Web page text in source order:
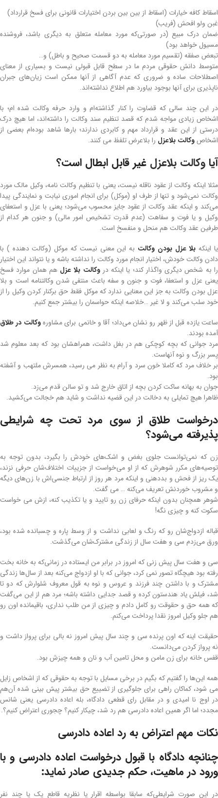
اسقاط کافه خیارات (اسقاط از بین بین بردن اختیارات قانونی برای فسخ قرارداد)
غبن ولو افحش (فریب)
ضمان درک مبیع (در صورتی‌که مورد معامله متعلق به دیگری باشد، فروشنده
مسیول خواهد بود)
تبعض صفقه (تقسیم مورد معامله به دو قسمت صحیح و باطل) و…
متوسط دانش حقوقی مردم ما در سطح قابل قبولی نیست و بسیاری از معنای
اصطلاحات ساده و ضروری که عدم آگاهی از آنها ممکن است زیان‌های جبران
ناپذیری برای آنها بوجود بیاورد هم اطلاع نداشته‌اند.
در این چند سالی که قضاوت را کنار گذاشته‌ام و وارد حرفه وکالت شده ام؛ با
اشخاص زیادی مواجه شدم که قصد تنظیم سند وکالت را داشته‌اند، اما هیچ درک
درستی از این عقد و قرارداد مهم و کابردی ندارند؛ بارها شاهد بوده‌ام بعضی از
اشخاصوکالت بلاعزل را بلاعرض تلفظ می کنند.
آیا وکالت بلاعزل غیر قابل ابطال است؟
مثلا اینکه وکالت از عقود ناقله نیست، یعنی با تنظیم وکالت نامه، وکیل مالک مورد
وکالت نمی‌شود و تنها از طرف او (موکل) برای انجام اموری نیابت و نمایندگی پیدا
می‌کند و اینکه عقد وکالت از عقود جایز محسوب می‌شود؛ یعنی با عزل و استعفای
وکیل و یا فوت و سفاهت (عدم قدرت تشخیص امور مالی) و جنون هر کدام از
طرفین عقد وکالت هم منحل و منفسخ است.
یا اینکه بلا عزل بودن وکالت به این معنی نیست که موکل (وکالت دهنده ) با
دادن وکالت خودش، اختیار انجام مورد وکالت را نداشته باشه و یا نتواند این اختیار
را به شخص دیگری واگذار کند؛ یا اینکه دروکالت بلا عزل هم همان موارد فسخ
یعنی عزل و استعفا، فوت و جنون و سفه باعث منتفی شدن وکالتنامه است و بلا
عزل بودن وکالت به جز این معنایی ندارد که موکل فقط حق برکنار کردن وکیل را از
خود سلب می‌کند و لا غیر …خلاصه اینکه حواسمان را بیشتر جمع کنیم.
ساعت یازده قبل از ظهر رو نشان می‌داد؛ آقا و خانمی برای مشاورهوکالت در طلاق
آمده بودند.
مرد جوانی که بچه کوچکی هم در بغل داشت، همراهشان بود که بعد معلوم شد
پسر بزرگ و نوه آنهاست.
بر خلاف مرد که کاملا خون سرد و آرام به نظر می رسید، همسرش ملتهب و آشفته
بود.
جوان به بهانه ساکت کردن بچه از اتاق خارج شد و تو سالن قدم می‌زد.
ظاهرا هیچ تمایلی به دخالت در این قضیه نداشت و شاید هم خجالت می‌کشید.
درخواست طلاق از سوی مرد تحت چه شرایطی
پذیرفته می‌شود؟
زن که نمی‌توانست جلوی بغض و اشک‌های خودش را بگیرد، بدون توجه به
توصیه‌های مکرر شوهرش که از او می‌خواست از جزییات اختلاف‌شان حرفی نزند،
یک ریز از فحش و بد‌دهنی و اینکه مرد هر روز از ارتباط جنسی‌اش با زن‌های دیگه
و مشروب خوردنش تعریف می‌کنه … می گفت.
شوهر همچنان بدون اینکه حرفای زن رو تایید و یا تکذیب کنه، ازش می خواست
سکوت کنه و چیزی نگه!
قباله ازدواج‌شان رو که رنگ و لعابی نداشت و از وسط پاره و چسبانده شده بود،
ورق می‌زدم سی و هفت سال از زندگی مشترک‌شان می‌گذشت.
سی و هفت سال پیش زنی که امروز در برابر من ایستاده در زمانی‌که به خانه بخت
رفته بود هیچگاه تصور نمی کرد، جوانی که با او ازدواج می‌کنه بعد از سال‌ها زندگی
مشترک و با داشتن چند فرزند و عروس و نوه به قول معروف شلوارش که دو تا
شد، فیلش یاد هندستون کرده و قصد جدایی داشته باشه؛ مرد هم از این می‌گفت
که همه حق و حقوقت رو کامل دادم و چیزی از من طلب نداری، باقیمانده اون رو
هم جلو وکیل امروز نقدا پرداخت می‌کنم.
حقیقت اینه که اون پرنده سی و چند سال پیش امروز نه بالی برای پرواز داشت و
نه پرواز کردن می‌دانست.
قفس خانه برای زن مامن و محل تامین آب و نان و همه چیزش بود.
همه این‌ها را گفتیم که بگیم در برخی مسایل با توجه به حقوقی که از اشخاص زایل
می شود، کماکان راهی برای جلوگیری از تضییع حق بیشتر پیش بینی شده آن‌هم
در اوج نا امیدی و در مقابل رای قطعی دادگاه، بله اعاده دادرسی یعنی شانس
مجدد؛ اما اگر همین اعاده دادرسی هم رد شد، چیکار کنیم؟ چجوری اعتراض کنیم؟.
نکات مهم اعتراض به رد اعاده دادرسی
چنانچه دادگاه با قبول درخواست اعاده دادرسی و با
ورود در ماهیت، حکم جدیدی صادر نماید:
در این صورت شرایطی‌که سابقا بواسطه اقرار یا نظریه قاطع یک یا چند نفر